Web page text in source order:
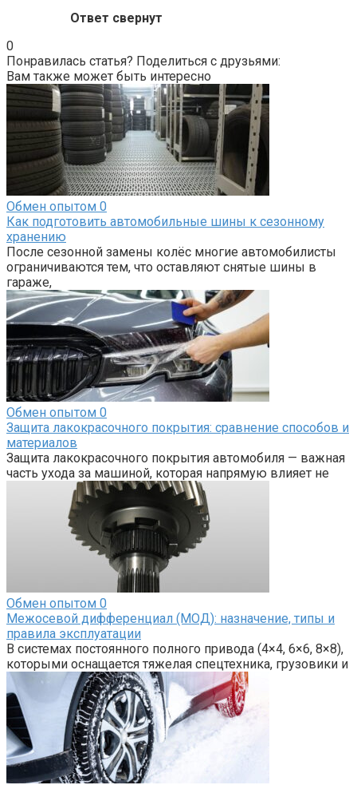
Ответ свернут
0
Понравилась статья? Поделиться с друзьями:
Вам также может быть интересно
Обмен опытом 0
Как подготовить автомобильные шины к сезонному
хранению
После сезонной замены колёс многие автомобилисты
ограничиваются тем, что оставляют снятые шины в
гараже,
Обмен опытом 0
Защита лакокрасочного покрытия: сравнение способов и
материалов
Защита лакокрасочного покрытия автомобиля — важная
часть ухода за машиной, которая напрямую влияет не
Обмен опытом 0
Межосевой дифференциал (МОД): назначение, типы и
правила эксплуатации
В системах постоянного полного привода (4×4, 6×6, 8×8),
которыми оснащается тяжелая спецтехника, грузовики и